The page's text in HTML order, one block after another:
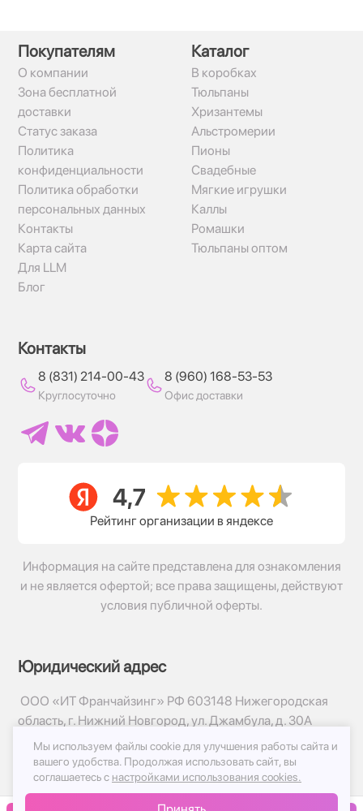
Покупателям
О компании
Зона бесплатной
доставки
Статус заказа
Политика
конфиденциальности
Политика обработки
персональных данных
Контакты
Карта сайта
Для LLM
Блог
Каталог
В коробках
Тюльпаны
Хризантемы
Альстромерии
Пионы
Свадебные
Мягкие игрушки
Каллы
Ромашки
Тюльпаны оптом
Контакты
8 (831) 214-00-43
Круглосуточно
8 (960) 168-53-53
Офис доставки
Рейтинг организации в яндексе
Информация на сайте представлена для ознакомления
и не является офертой; все права защищены, действуют
условия публичной оферты.
Юридический адрес
ООО «ИТ Франчайзинг» РФ 603148 Нижегородская
область, г. Нижний Новгород, ул. Джамбула, д. 30А
© 2017-2026г, База Цветов 24.ру
Политика конфиденциальности
Публичная оферта
Мы используем файлы cookie для улучшения работы сайта и
вашего удобства. Продолжая использовать сайт, вы
соглашаетесь с настройками использования cookies.